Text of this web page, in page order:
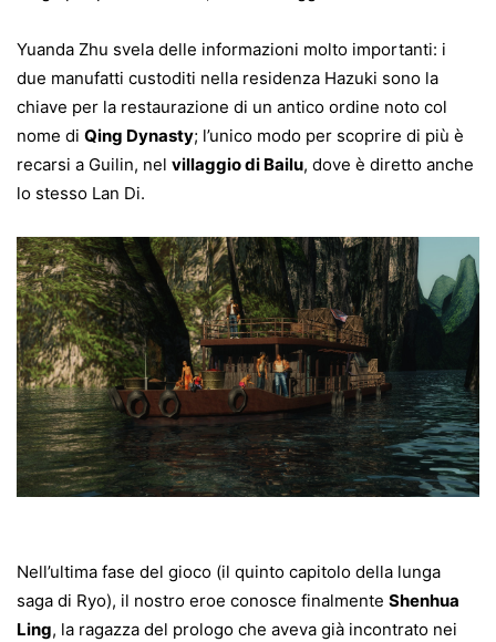
Yuanda Zhu svela delle informazioni molto importanti: i
due manufatti custoditi nella residenza Hazuki sono la
chiave per la restaurazione di un antico ordine noto col
nome di Qing Dynasty; l’unico modo per scoprire di più è
recarsi a Guilin, nel villaggio di Bailu, dove è diretto anche
lo stesso Lan Di.
Nell’ultima fase del gioco (il quinto capitolo della lunga
saga di Ryo), il nostro eroe conosce finalmente Shenhua
Ling, la ragazza del prologo che aveva già incontrato nei